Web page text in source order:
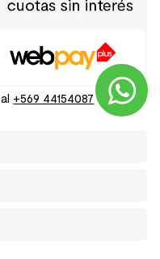
+569 44154087o